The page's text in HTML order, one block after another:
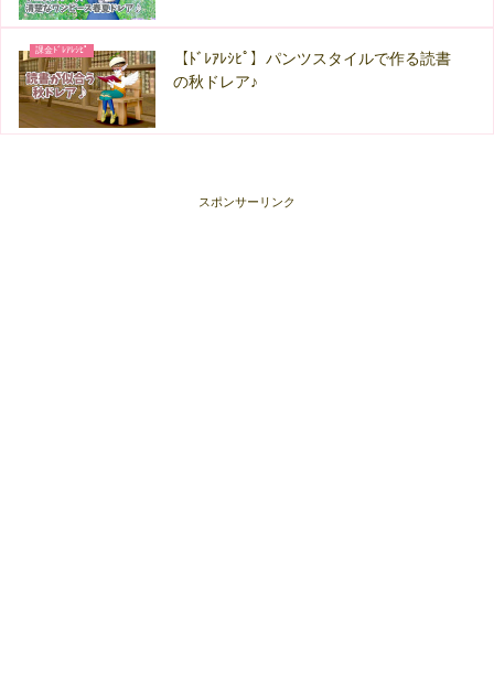
課金ﾄﾞﾚｱﾚｼﾋﾟ
【ﾄﾞﾚｱﾚｼﾋﾟ】パンツスタイルで作る読書
の秋ドレア♪
スポンサーリンク